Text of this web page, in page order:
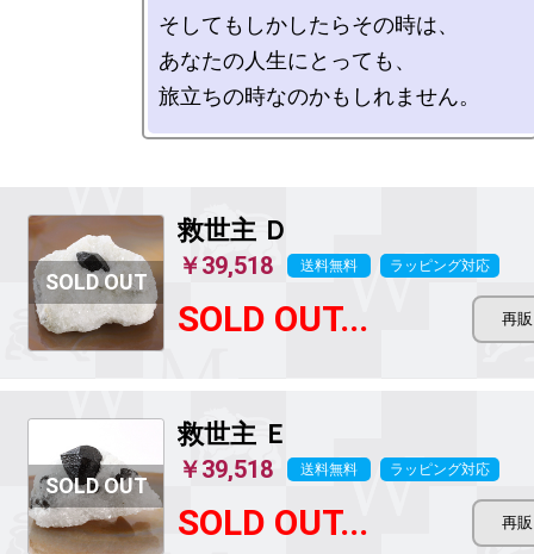
そしてもしかしたらその時は、
あなたの人生にとっても、
救世主 Ｄ
￥39,518 送料無料 ラッピング対応
SOLD OUT...
救世主 Ｅ
￥39,518 送料無料 ラッピング対応
SOLD OUT...